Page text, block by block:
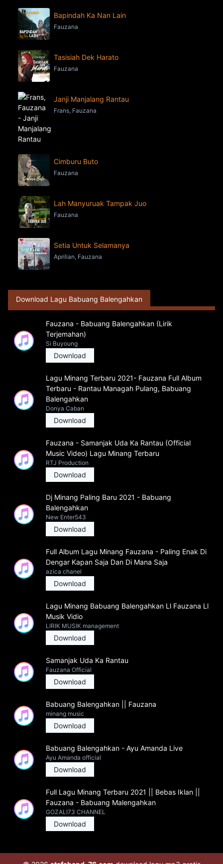
Bapindah Ka Nan Lain
Fauzana
Tasisiah Dek Harato
Fauzana
Janji Manjalang Rantau
Frans, Fauzana
Cimburu Buto
Fauzana
Lah Manyuruak Tampak Juo
Fauzana
Setia Untuk Selamanya
Aprilian, Fauzana
Download Lagu Babuang Balengahkan
Fauzana - Babuang Balengahkan (Lirik
Terjemahan)
Si Buyoung
Download
Lagu Minang Terbaru 2021- Fauzana Full Album
Terbaru - Rantau Managah Pulang, Babuang
Balengahkan
Donya Caban
Download
Fauzana - Samanjak Uda Ka Rantau (Official
Music Video) Lagu Minang Terbaru
RTJ Production
Download
Dj Minang Paling Baru 2021 - Babuang
Balengahkan
New Enter543
Download
Full Album Lagu Minang Fauzana - Paling Enak Di
Dengar Kapan Saja Dan Di Mana Saja
azica chanel
Download
Lagu Minang Babuang Balengahkan Ll Fauzana Ll
Musik Vidio
LIRIK MUSIK management
Download
Samanjak Uda Ka Rantau
Fauzana Official
Download
Babuang Balengahkan || Fauzana
minang music
Download
Babuang Balengahkan - Ayu Amanda Live
Ayu Amanda official
Download
Full Lagu Minang Terbaru 2021 || Bebas Iklan ||
Fauzana - Babuang Malengahkan
GOZALI73 CHANNEL
Download